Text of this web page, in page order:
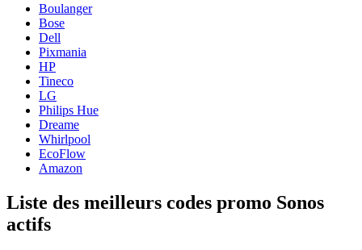
Boulanger
Bose
Dell
Pixmania
HP
Tineco
LG
Philips Hue
Dreame
Whirlpool
EcoFlow
Amazon
Liste des meilleurs codes promo Sonos
actifs